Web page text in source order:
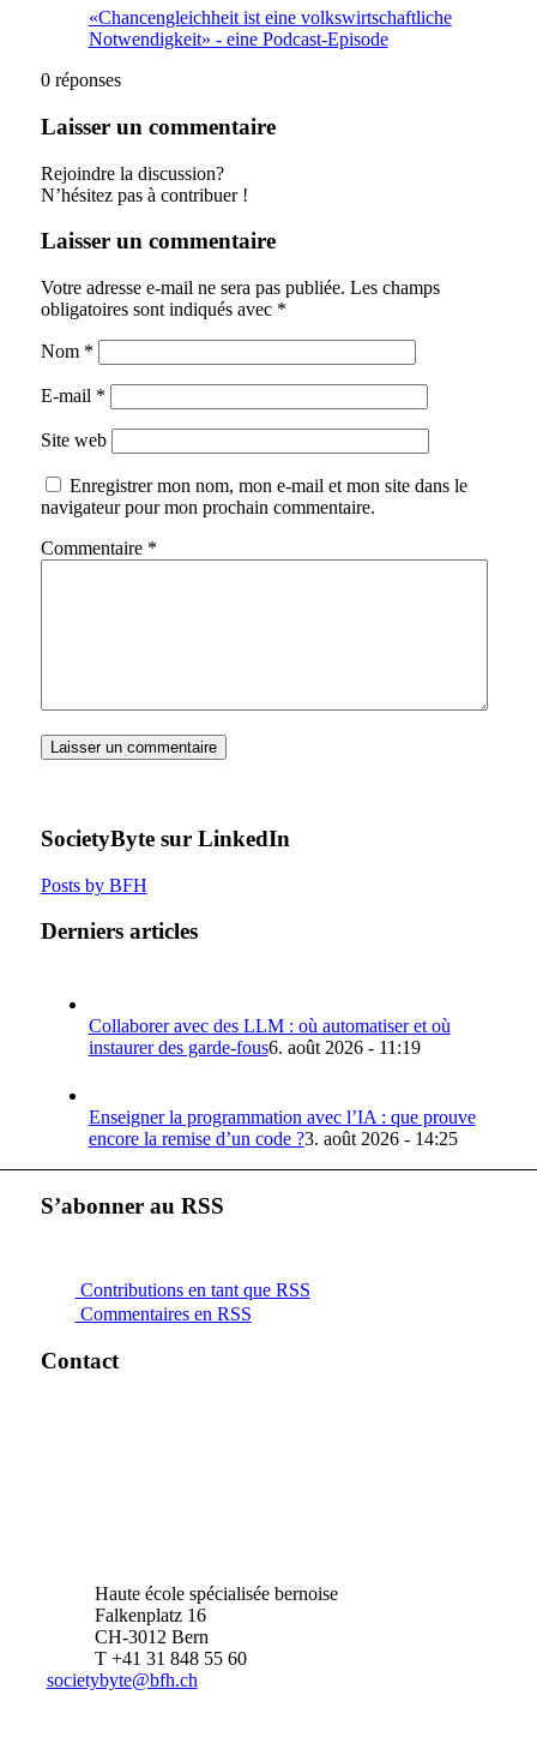
«Chancengleichheit ist eine volkswirtschaftliche
Notwendigkeit» - eine Podcast-Episode
0 réponses
Laisser un commentaire
Rejoindre la discussion?
N’hésitez pas à contribuer !
Laisser un commentaire
Votre adresse e-mail ne sera pas publiée. Les champs
obligatoires sont indiqués avec *
Nom *
E-mail *
Site web
Enregistrer mon nom, mon e-mail et mon site dans le
navigateur pour mon prochain commentaire.
Commentaire *
SocietyByte sur LinkedIn
Posts by BFH
Derniers articles
Collaborer avec des LLM : où automatiser et où
instaurer des garde-fous6. août 2026 - 11:19
Enseigner la programmation avec l’IA : que prouve
encore la remise d’un code ?3. août 2026 - 14:25
S’abonner au RSS
Contributions en tant que RSS
Commentaires en RSS
Contact
Haute école spécialisée bernoise
Falkenplatz 16
CH-3012 Bern
T +41 31 848 55 60
societybyte@bfh.ch